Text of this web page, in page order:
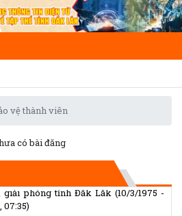
vệ thành viên
có bài đăng
ương Mặt trận Tổ quốc Việt Nam gửi
nghiệp Đại đoàn kết toàn dân tộc”
thi trực tuyến nâng cao nhận thức
trực tuyến tìm hiểu “50 năm Chiến
giải phóng tỉnh Đắk Lắk (10/3/1975 -
07:35)